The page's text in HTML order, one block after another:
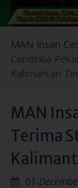
MAN Insan
Cendekia
Kalimantan
MAN
Terima
01-